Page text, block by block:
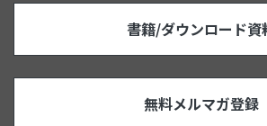
書籍/ダウンロード資
無料メルマガ登録